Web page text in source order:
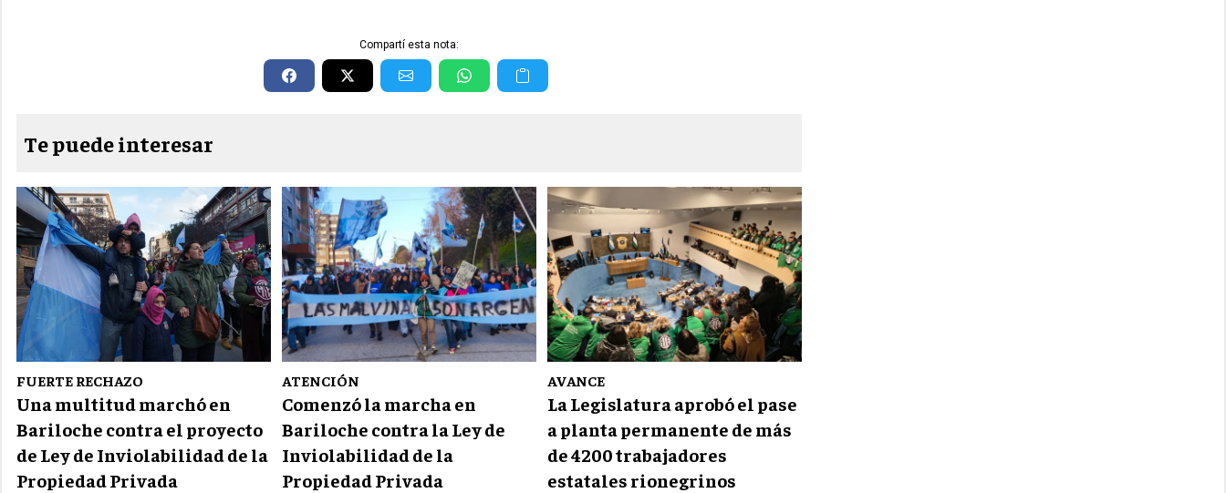
Compartí esta nota:
Te puede interesar
FUERTE RECHAZO
Una multitud marchó en
Bariloche contra el proyecto
de Ley de Inviolabilidad de la
Propiedad Privada
ATENCIÓN
Comenzó la marcha en
Bariloche contra la Ley de
Inviolabilidad de la
Propiedad Privada
AVANCE
La Legislatura aprobó el pase
a planta permanente de más
de 4200 trabajadores
estatales rionegrinos